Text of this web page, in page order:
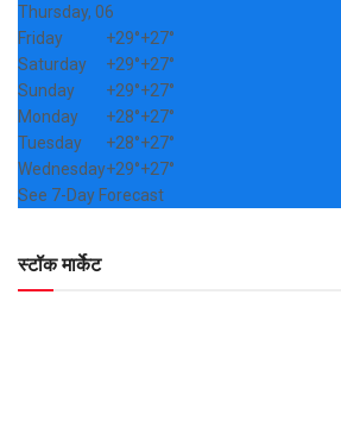
Thursday, 06
Friday
+29°+27°
Saturday
+29°+27°
Sunday
+29°+27°
Monday
+28°+27°
Tuesday
+28°+27°
Wednesday+29°+27°
See 7-Day Forecast
स्टॉक मार्केट